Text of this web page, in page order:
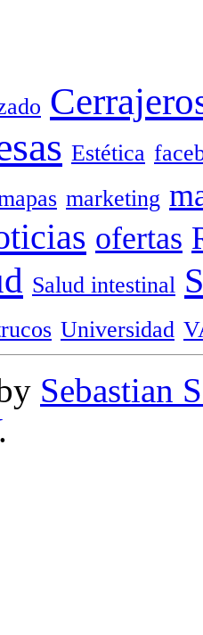
Estética
marketing
ofertas
Salud intestinal
Universidad
Sebastian